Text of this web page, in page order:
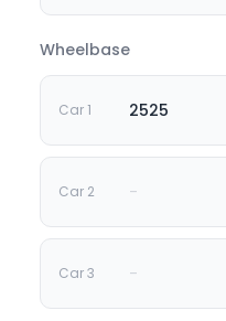
Wheelbase
2525
-
-